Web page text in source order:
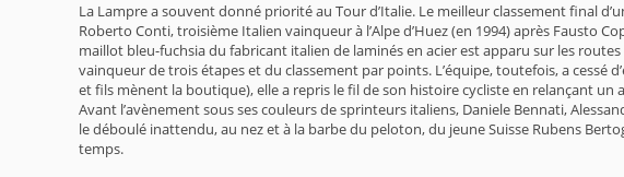
La Lampre a souvent donné priorité au Tour d’Italie. Le meilleur classement final
Roberto Conti, troisième Italien vainqueur à l’Alpe d’Huez (en 1994) après Fausto
maillot bleu-fuchsia du fabricant italien de laminés en acier est apparu sur les
vainqueur de trois étapes et du classement par points. L’équipe, toutefois, a cessé
et fils mènent la boutique), elle a repris le fil de son histoire cycliste en relançant un
Avant l’avènement sous ses couleurs de sprinteurs italiens, Daniele Bennati,
le déboulé inattendu, au nez et à la barbe du peloton, du jeune Suisse Rubens
temps.